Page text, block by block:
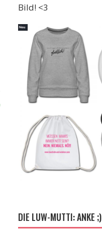
Bild! <3
DIE LUW-MUTTI: ANKE ;)